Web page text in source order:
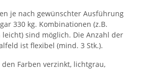
je nach gewünschter Ausführung
330 kg. Kombinationen (z.B.
sind möglich. Die Anzahl der
ist flexibel (mind. 3 Stk.).
Farben verzinkt, lichtgrau,